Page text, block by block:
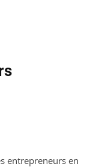
entrepreneurs en